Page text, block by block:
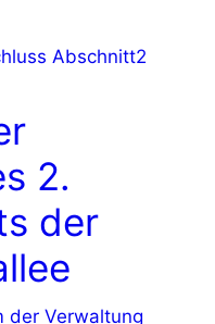
2.
der
der Verwaltung